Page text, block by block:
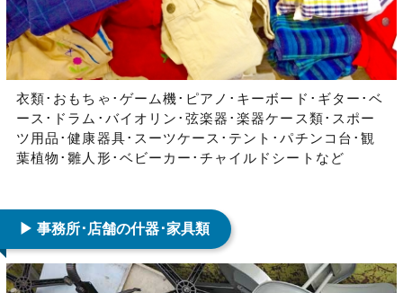
衣類･おもちゃ･ゲーム機･ピアノ･キーボード･ギター･ベ
ース･ドラム･バイオリン･弦楽器･楽器ケース類･スポー
ツ用品･健康器具･スーツケース･テント･パチンコ台･観
葉植物･雛人形･ベビーカー･チャイルドシートなど
▶ 事務所･店舗の什器･家具類